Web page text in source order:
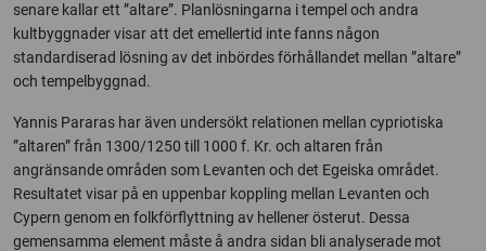
senare kallar ett ”altare”. Planlösningarna i tempel och andra
kultbyggnader visar att det emellertid inte fanns någon
standardiserad lösning av det inbördes förhållandet mellan ”altare”
och tempelbyggnad.
Yannis Pararas har även undersökt relationen mellan cypriotiska
”altaren” från 1300/1250 till 1000 f. Kr. och altaren från
angränsande områden som Levanten och det Egeiska området.
Resultatet visar på en uppenbar koppling mellan Levanten och
Cypern genom en folkförflyttning av hellener österut. Dessa
gemensamma element måste å andra sidan bli analyserade mot